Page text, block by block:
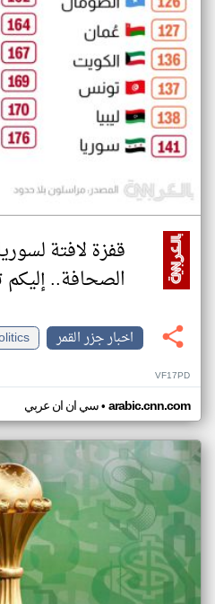
قفزة لافتة
الصحافة.. إليكم
اخبار جزر القمر
VF17PD
سي ان ان عربي• arabic.cnn.com